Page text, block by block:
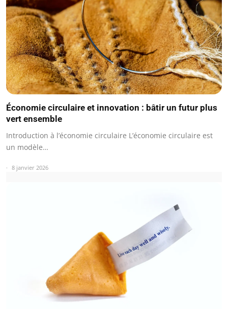
Économie circulaire et innovation : bâtir un futur plus
vert ensemble
Introduction à l’économie circulaire L’économie circulaire est
un modèle…
8 janvier 2026